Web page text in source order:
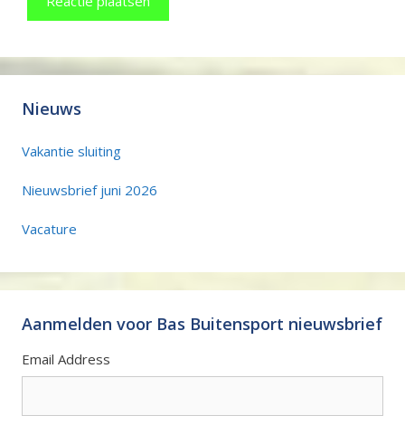
Nieuws
Vakantie sluiting
Nieuwsbrief juni 2026
Vacature
Aanmelden voor Bas Buitensport nieuwsbrief
Email Address